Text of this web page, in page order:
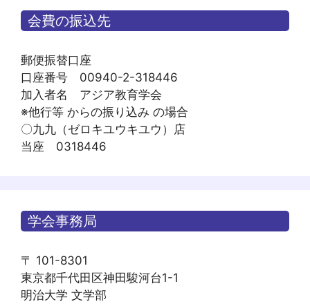
会費の振込先
郵便振替口座
口座番号 00940-2-318446
加入者名 アジア教育学会
※他行等 からの振り込み の場合
〇九九（ゼロキユウキユウ）店
当座 0318446
学会事務局
〒 101-8301
東京都千代田区神田駿河台1-1
明治大学 文学部